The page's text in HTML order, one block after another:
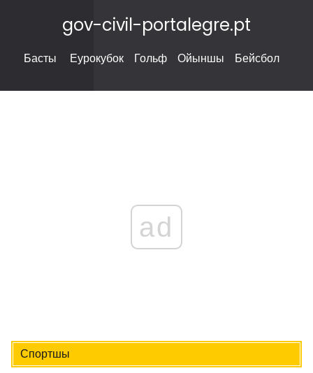
gov-civil-portalegre.pt
Басты Еурокубок Гольф Ойыншы Бейсбол
ad
Спортшы